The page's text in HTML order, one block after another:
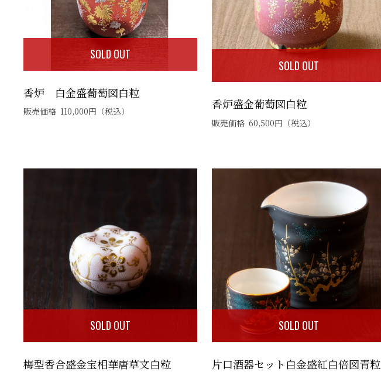
SOLD OUT
香炉 白金盛葡萄図白粒
販売価格 110,000円 （税込）
SOLD OUT
香炉盛金葡萄図白粒
販売価格 60,500円 （税込）
SOLD OUT
梅型香合盛金宝相華唐草文白粒
SOLD OUT
片口酒器セット白金盛紅白倍図青粒